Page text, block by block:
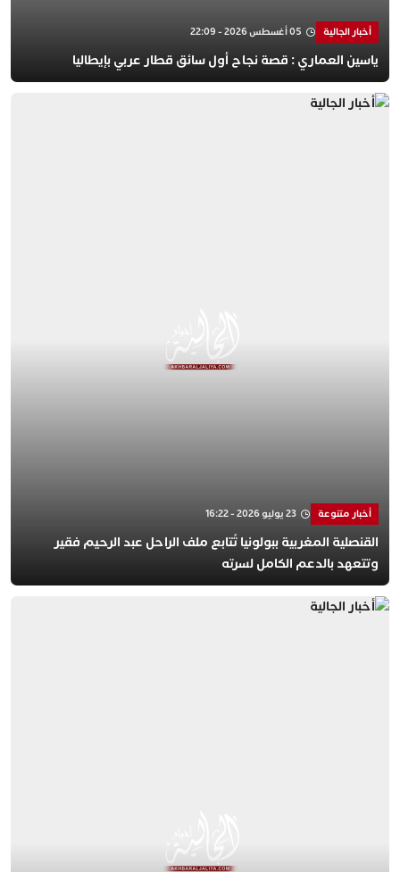
أخبار الجالية 05 أغسطس 2026 - 22:09
ياسين العماري : قصة نجاح أول سائق قطار عربي بإيطاليا
أخبار متنوعة 23 يوليو 2026 - 16:22
القنصلية المغربية ببولونيا تُتابع ملف الراحل عبد الرحيم فقير
وتتعهد بالدعم الكامل لسرته